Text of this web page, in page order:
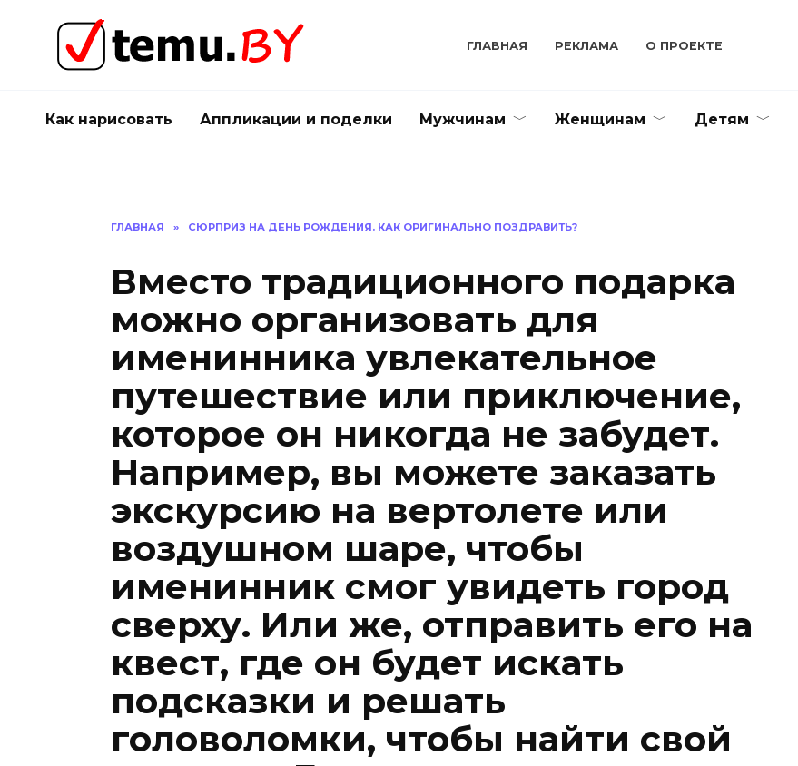
содержанию
ГЛАВНАЯ РЕКЛАМА О ПРОЕКТЕ
Как нарисовать Аппликации и поделки Мужчинам Женщинам Детям
ГЛАВНАЯ » СЮРПРИЗ НА ДЕНЬ РОЖДЕНИЯ. КАК ОРИГИНАЛЬНО ПОЗДРАВИТЬ?
Вместо традиционного подарка
можно организовать для
именинника увлекательное
путешествие или приключение,
которое он никогда не забудет.
Например, вы можете заказать
экскурсию на вертолете или
воздушном шаре, чтобы
именинник смог увидеть город
сверху. Или же, отправить его на
квест, где он будет искать
подсказки и решать
головоломки, чтобы найти свой